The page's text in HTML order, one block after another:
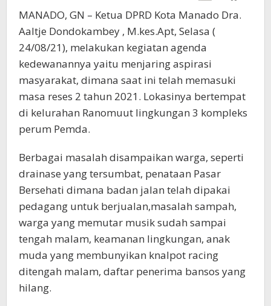
MANADO, GN – Ketua DPRD Kota Manado Dra.
Aaltje Dondokambey , M.kes.Apt, Selasa (
24/08/21), melakukan kegiatan agenda
kedewanannya yaitu menjaring aspirasi
masyarakat, dimana saat ini telah memasuki
masa reses 2 tahun 2021. Lokasinya bertempat
di kelurahan Ranomuut lingkungan 3 kompleks
perum Pemda.
Berbagai masalah disampaikan warga, seperti
drainase yang tersumbat, penataan Pasar
Bersehati dimana badan jalan telah dipakai
pedagang untuk berjualan,masalah sampah,
warga yang memutar musik sudah sampai
tengah malam, keamanan lingkungan, anak
muda yang membunyikan knalpot racing
ditengah malam, daftar penerima bansos yang
hilang.